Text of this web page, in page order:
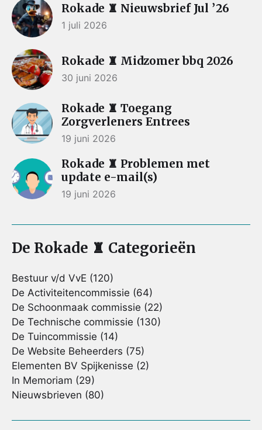
Rokade ♜ Nieuwsbrief Jul ’26
1 juli 2026
Rokade ♜ Midzomer bbq 2026
30 juni 2026
Rokade ♜ Toegang
Zorgverleners Entrees
19 juni 2026
Rokade ♜ Problemen met
update e-mail(s)
19 juni 2026
De Rokade ♜ Categorieën
Bestuur v/d VvE (120)
De Activiteitencommissie (64)
De Schoonmaak commissie (22)
De Technische commissie (130)
De Tuincommissie (14)
De Website Beheerders (75)
Elementen BV Spijkenisse (2)
In Memoriam (29)
Nieuwsbrieven (80)